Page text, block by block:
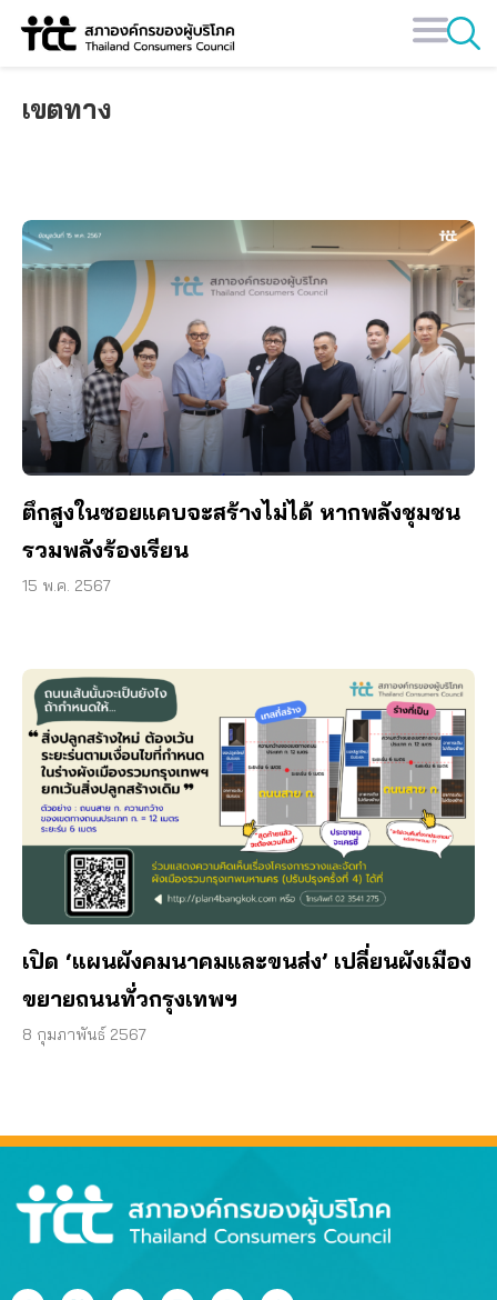
Skip
เขตทาง
ตึกสูงในซอยแคบจะสร้างไม่ได้ หากพลังชุมชน
รวมพลังร้องเรียน
15 พ.ค. 2567
เปิด ‘แผนผังคมนาคมและขนส่ง’ เปลี่ยนผังเมือง
ขยายถนนทั่วกรุงเทพฯ
8 กุมภาพันธ์ 2567